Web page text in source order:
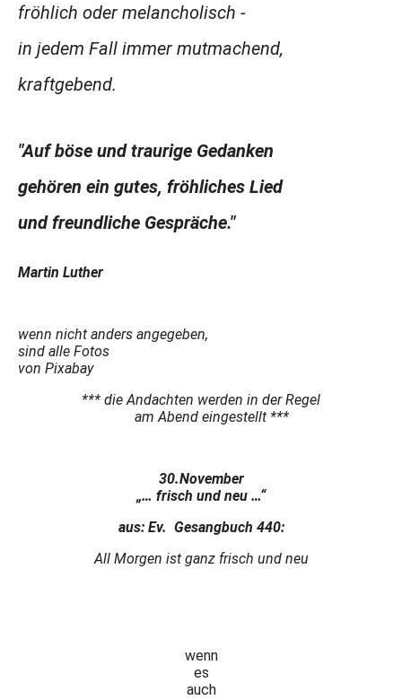
fröhlich oder melancholisch -
in jedem Fall immer mutmachend,
kraftgebend.
"Auf böse und traurige Gedanken
gehören ein gutes, fröhliches Lied
und freundliche Gespräche."
Martin Luther
wenn nicht anders angegeben,
sind alle Fotos
von Pixabay
*** die Andachten werden in der Regel
am Abend eingestellt ***
30.November
„… frisch und neu …“
aus: Ev. Gesangbuch 440:
All Morgen ist ganz frisch und neu
wenn
es
auch